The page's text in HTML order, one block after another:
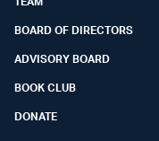
BOARD OF DIRECTORS
ADVISORY BOARD
BOOK CLUB
DONATE